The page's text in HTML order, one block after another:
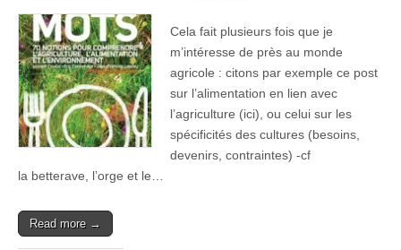
Cela fait plusieurs fois que je
m’intéresse de près au monde
agricole : citons par exemple ce post
sur l’alimentation en lien avec
l’agriculture (ici), ou celui sur les
spécificités des cultures (besoins,
devenirs, contraintes) -cf
la betterave, l’orge et le…
Read more →